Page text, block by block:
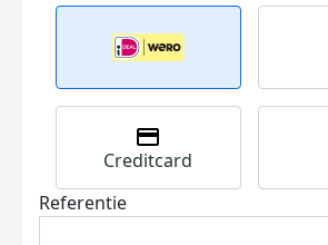
Creditcard
Referentie